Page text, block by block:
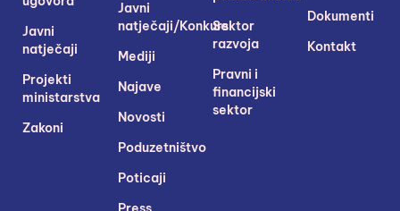
Dokumenti
Kontakt
Sektor
razvoja
Pravni i
financijski
sektor
Javni
natječaji/Konkursi
Mediji
Najave
Novosti
Poduzetništvo
Poticaji
Javni
natječaji
Projekti
ministarstva
Zakoni